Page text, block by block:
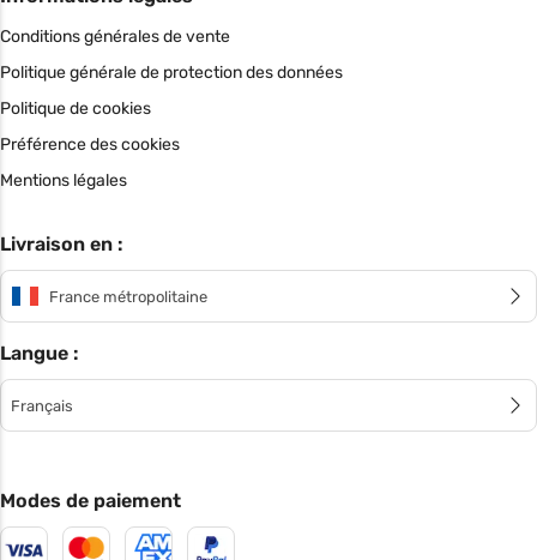
Conditions générales de vente
Politique générale de protection des données
Politique de cookies
Préférence des cookies
Mentions légales
Livraison en :
France métropolitaine
Langue :
Français
Modes de paiement